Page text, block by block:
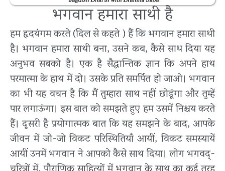
भगवान हमारा साथी है
हम हृदयंगम करते (दिल से कहते ) हैं कि भगवान हमारा साथी
है। भगवान हमारा साथी बना, उसने कब, कैसे साथ दिया यह
अनुभव सबको है। एक है सैद्धान्तिक ज्ञान कि अपने हाथ
परमात्मा के हाथ में दो। उसके प्रति समर्पित हो जाओ। भगवान
का भी यह वचन है कि मैं तुम्हारा साथ नहीं छोडूंगा और तुम्हें
पार लगाऊंगा। इस बात को समझते हुए हम उसमें निश्चय करते
हैं। दूसरी है प्रयोगात्मक बात कि यह समझने के बाद, आपके
जीवन में जो-जो विकट परिस्थितियाँ आयीं, विकट समस्यायें
आयीं उनमें भगवान ने आपको कैसे साथ दिया। लोग भगवद्-